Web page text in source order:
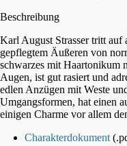
Beschreibung
Karl August Strasser tritt auf
gepflegtem Äußeren von
schwarzes mit Haartonikum
Augen, ist gut rasiert und
edlen Anzügen mit Weste
Umgangsformen, hat einen
einigen Charme vor allem
Charakterdokument